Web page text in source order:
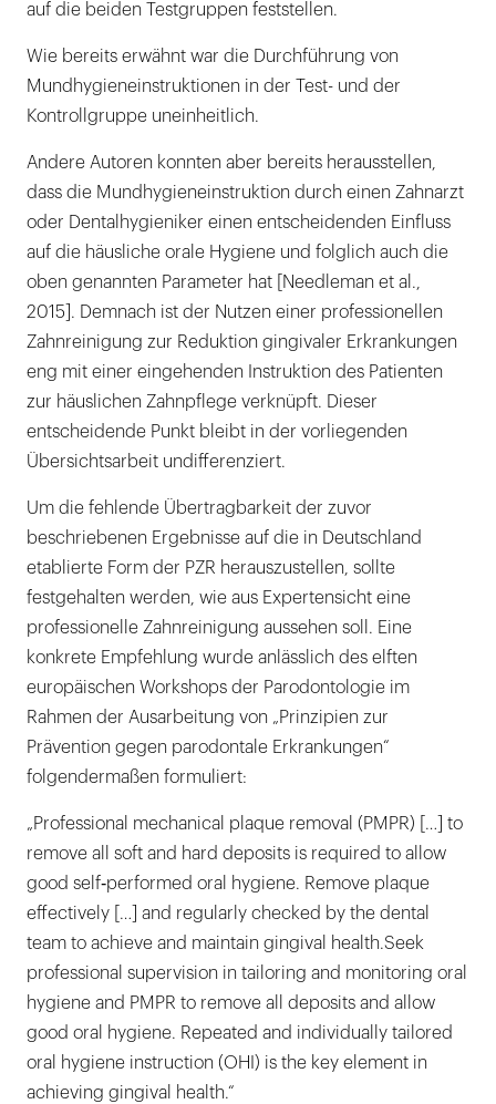
auf die beiden Testgruppen feststellen.
Wie bereits erwähnt war die Durchführung von
Mundhygieneinstruktionen in der Test- und der
Kontrollgruppe uneinheitlich.
Andere Autoren konnten aber bereits herausstellen,
dass die Mundhygieneinstruktion durch einen Zahnarzt
oder Dentalhygieniker einen entscheidenden Einfluss
auf die häusliche orale Hygiene und folglich auch die
oben genannten Parameter hat [Needleman et al.,
2015]. Demnach ist der Nutzen einer professionellen
Zahnreinigung zur Reduktion gingivaler Erkrankungen
eng mit einer eingehenden Instruktion des Patienten
zur häuslichen Zahnpflege verknüpft. Dieser
entscheidende Punkt bleibt in der vorliegenden
Übersichtsarbeit undifferenziert.
Um die fehlende Übertragbarkeit der zuvor
beschriebenen Ergebnisse auf die in Deutschland
etablierte Form der PZR herauszustellen, sollte
festgehalten werden, wie aus Expertensicht eine
professionelle Zahnreinigung aussehen soll. Eine
konkrete Empfehlung wurde anlässlich des elften
europäischen Workshops der Parodontologie im
Rahmen der Ausarbeitung von „Prinzipien zur
Prävention gegen parodontale Erkrankungen“
folgendermaßen formuliert:
„Professional mechanical plaque removal (PMPR) […] to
remove all soft and hard deposits is required to allow
good self‐performed oral hygiene. Remove plaque
effectively […] and regularly checked by the dental
team to achieve and maintain gingival health.Seek
professional supervision in tailoring and monitoring oral
hygiene and PMPR to remove all deposits and allow
good oral hygiene. Repeated and individually tailored
oral hygiene instruction (OHI) is the key element in
achieving gingival health.“